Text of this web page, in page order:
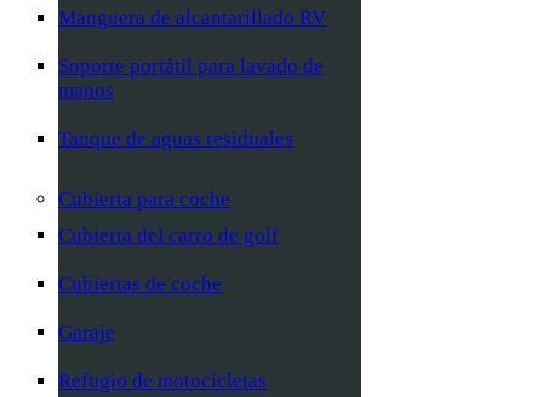
Manguera de alcantarillado RV
Soporte portátil para lavado de
manos
Tanque de aguas residuales
Cubierta para coche
Cubierta del carro de golf
Cubiertas de coche
Garaje
Refugio de motocicletas